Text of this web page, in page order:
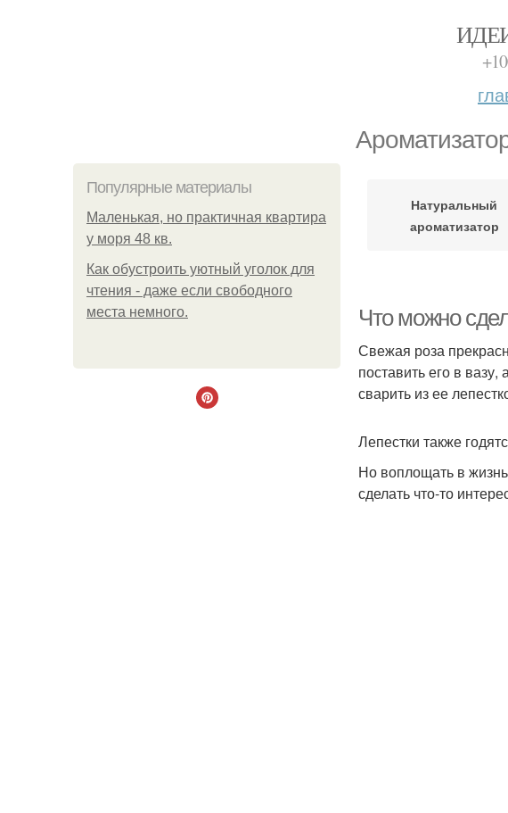
Популярные материалы
Маленькая, но практичная квартира
у моря 48 кв.
Как обустроить уютный уголок для
чтения - даже если свободного
места немного.
Натуральный
ароматизатор
Что можно
Свежая роза
поставить его в
сварить из ее
Лепестки также
Но воплощать в
сделать что-то